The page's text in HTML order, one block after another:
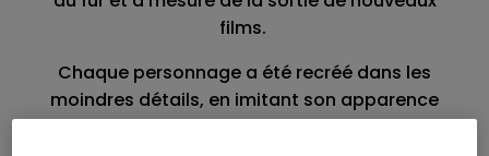
films.
Chaque personnage a été recréé dans les
moindres détails, en imitant son apparence
dans tel ou tel film. Par exemple, Iron Man et